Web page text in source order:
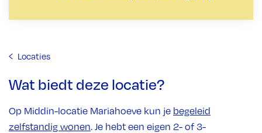
Locaties
Wat biedt deze locatie?
Op Middin-locatie Mariahoeve kun je begeleid
zelfstandig wonen. Je hebt een eigen 2- of 3-